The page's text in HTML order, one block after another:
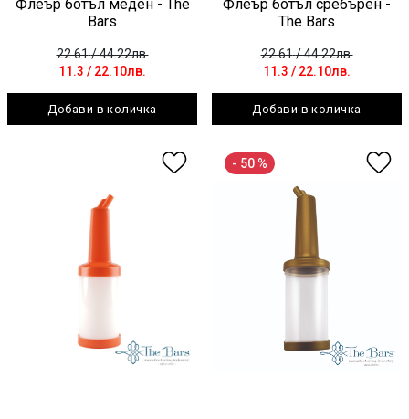
Флеър ботъл меден - The
Bars
22.61/ 44.22лв.
11.3 / 22.10лв.
Добави в количка
Флеър ботъл сребърен -
The Bars
22.61/ 44.22лв.
11.3 / 22.10лв.
Добави в количка
- 50 %